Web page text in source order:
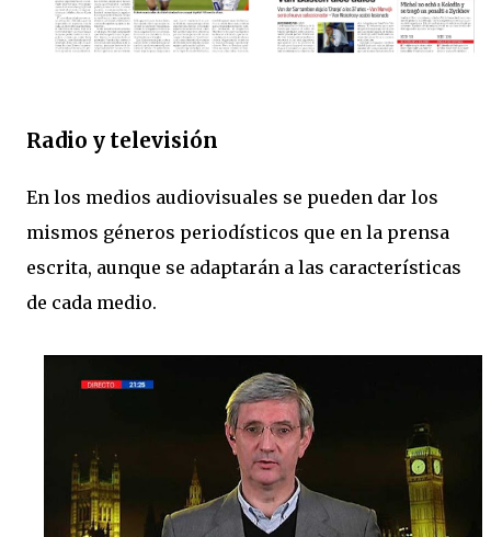
Radio y televisión
En los medios audiovisuales se pueden dar los
mismos géneros periodísticos que en la prensa
escrita, aunque se adaptarán a las características
de cada medio.